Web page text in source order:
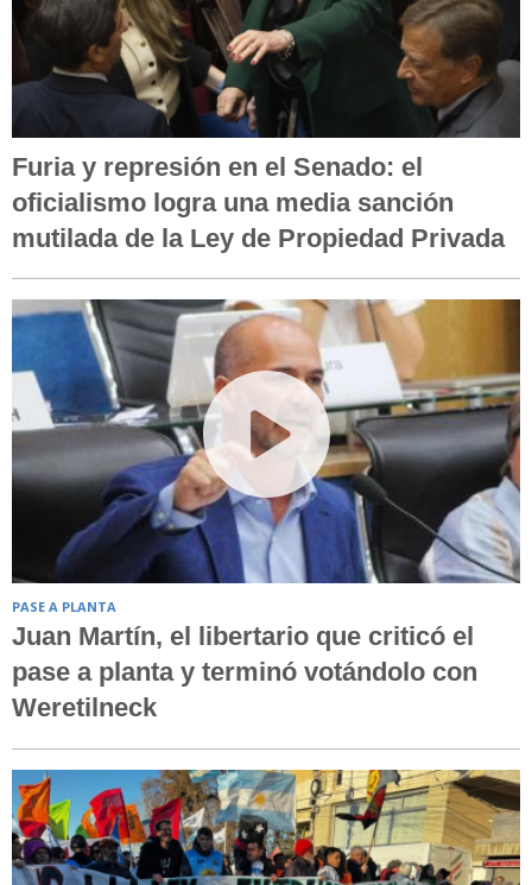
Furia y represión en el Senado: el
oficialismo logra una media sanción
mutilada de la Ley de Propiedad Privada
PASE A PLANTA
Juan Martín, el libertario que criticó el
pase a planta y terminó votándolo con
Weretilneck